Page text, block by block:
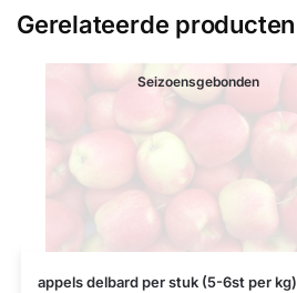
Gerelateerde producten
Seizoensgebonden
appels delbard per stuk (5-6st per kg)